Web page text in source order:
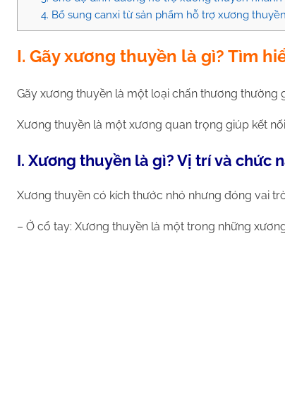
4. Bổ sung canxi từ sản phẩm hỗ trợ xương
I. Gãy xương thuyền là gì? Tìm
Gãy xương thuyền là một loại chấn thương thường
Xương thuyền là một xương quan trọng giúp kết
I. Xương thuyền là gì? Vị trí và chức
Xương thuyền có kích thước nhỏ nhưng đóng vai
– Ở cổ tay: Xương thuyền là một trong những